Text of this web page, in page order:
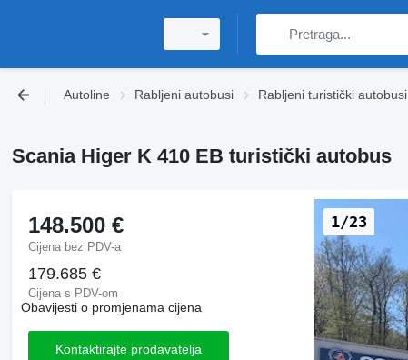
Autoline Rabljeni autobusi Rabljeni turistički autobusi
Scania Higer K 410 EB turistički autobus
1/23
148.500 €
Cijena bez PDV-a
179.685 €
Cijena s PDV-om
Obavijesti o promjenama cijena
Kontaktirajte prodavatelja